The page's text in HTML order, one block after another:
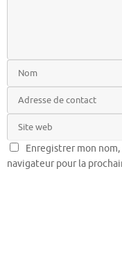
Enregistrer mon
navigateur pour la